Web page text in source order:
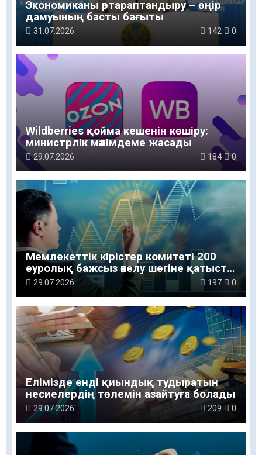
Экономиканы әртараптандыру – өңір
дамуының басты бағыты
31.07.2026 142 0
Wildberries қойма кешенін көшіру:
министрлік мәлімдеме жасады
29.07.2026 184 0
Мемлекеттік кірістер комитеті 200
еуролық бажсыз әкелу шегіне қатысты
түсінік берді
29.07.2026 197 0
Елімізде енді қиындық тудыратын
несиелердің төлемін азайтуға болады
29.07.2026 209 0